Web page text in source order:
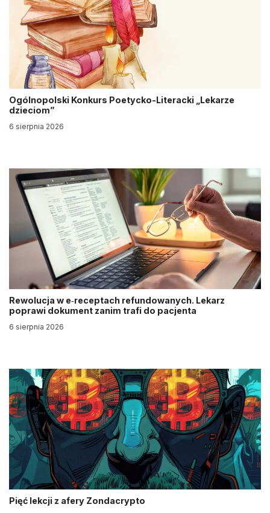
Ogólnopolski Konkurs Poetycko-Literacki „Lekarze
dzieciom”
6 sierpnia 2026
Rewolucja w e‑receptach refundowanych. Lekarz
poprawi dokument zanim trafi do pacjenta
6 sierpnia 2026
Pięć lekcji z afery Zondacrypto